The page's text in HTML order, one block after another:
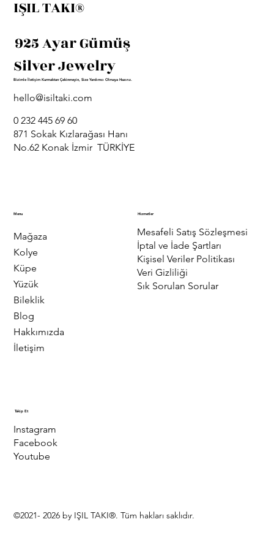
IŞIL TAKI®
925 Ayar Gümüş
Silver Jewelry
Bizimle İletişim Kurmaktan Çekinmeyin, Size Yardımcı Olmaya Hazırız.
hello@isiltaki.com
0 232 445 69 60
871 Sokak Kızlarağası Hanı
No.62 Konak İzmir TÜRKİYE
Menu
Mağaza
Kolye
Küpe
Yüzük
Bileklik
Blog
Hakkımızda
İletişim
Hizmetler
Mesafeli Satış Sözleşmesi
İptal ve İade Şartları
Kişisel Veriler Politikası
Veri Gizliliği
Sık Sorulan Sorular
Takip Et
Instagram
Facebook
Youtube
©2021- 2026 by IŞIL TAKI®. Tüm hakları saklıdır.